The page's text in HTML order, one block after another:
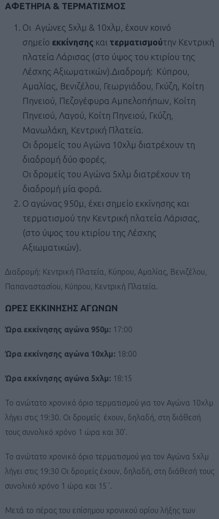
ΑΦΕΤΗΡΙΑ & ΤΕΡΜΑΤΙΣΜΟΣ
Οι Αγώνες 5χλμ & 10χλμ, έχουν κοινό
σημείο εκκίνησης και τερματισμούτην Κεντρική
πλατεία Λάρισας (στο ύψος του κτιρίου της
Λέσχης Αξιωματικών).Διαδρομή: Κύπρου,
Αμαλίας, Βενιζέλου, Γεωργιάδου, Γκύζη, Κοίτη
Πηνειού, Πεζογέφυρα Αμπελοπήπων, Κοίτη
Πηνειού, Λαγού, Κοίτη Πηνειού, Γκύζη,
Μανωλάκη, Κεντρική Πλατεία.
Οι δρομείς του Αγώνα 10χλμ διατρέχουν τη
διαδρομή δύο φορές.
Οι δρομείς του Αγώνα 5χλμ διατρέχουν τη
διαδρομή μία φορά.
Ο αγώνας 950μ, έχει σημείο εκκίνησης και
τερματισμού την Κεντρική πλατεία Λάρισας,
(στο ύψος του κτιρίου της Λέσχης
Αξιωματικών).
Διαδρομή: Κεντρική Πλατεία, Κύπρου, Αμαλίας, Βενιζέλου,
Παπαναστασίου, Κύπρου, Κεντρική Πλατεία.
ΩΡΕΣ ΕΚΚΙΝΗΣΗΣ ΑΓΩΝΩΝ
Ώρα εκκίνησης αγώνα 950μ: 17:00
Ώρα εκκίνησης αγώνα 10χλμ: 18:00
Ώρα εκκίνησης αγώνα 5χλμ: 18:15
Το ανώτατο χρονικό όριο τερματισμού για τον Αγώνα 10χλμ
λήγει στις 19:30. Οι δρομείς έχουν, δηλαδή, στη διάθεσή
τους συνολικό χρόνο 1 ώρα και 30’.
Το ανώτατο χρονικό όριο τερματισμού για τον Αγώνα 5χλμ
λήγει στις 19:30 Οι δρομείς έχουν, δηλαδή, στη διάθεσή τους
συνολικό χρόνο 1 ώρα και 15΄.
Μετά το πέρας του επίσημου χρονικού ορίου λήξης των